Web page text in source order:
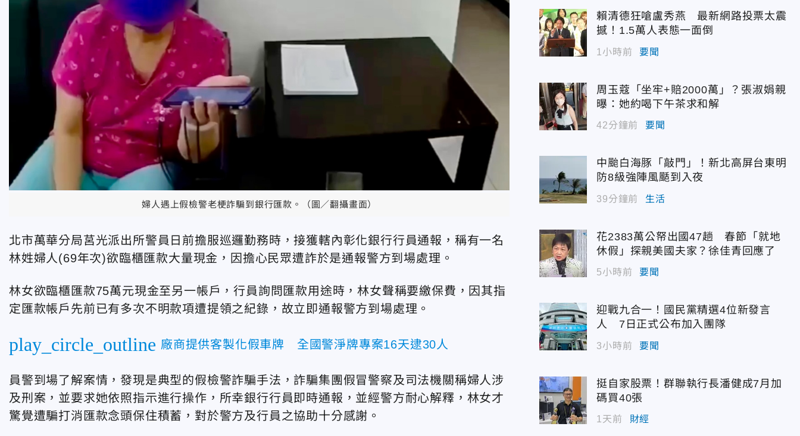
婦人遇上假檢警老梗詐騙到銀行匯款。（圖／翻攝畫面）
北市萬華分局莒光派出所警員日前擔服巡邏勤務時，接獲轄內彰化銀行行員通報，稱有一名
林姓婦人(69年次)欲臨櫃匯款大量現金，因擔心民眾遭詐於是通報警方到場處理。
林女欲臨櫃匯款75萬元現金至另一帳戶，行員詢問匯款用途時，林女聲稱要繳保費，因其指
定匯款帳戶先前已有多次不明款項遭提領之紀錄，故立即通報警方到場處理。
play_circle_outline 廠商提供客製化假車牌 全國警淨牌專案16天逮30人
員警到場了解案情，發現是典型的假檢警詐騙手法，詐騙集團假冒警察及司法機關稱婦人涉
及刑案，並要求她依照指示進行操作，所幸銀行行員即時通報，並經警方耐心解釋，林女才
驚覺遭騙打消匯款念頭保住積蓄，對於警方及行員之協助十分感謝。
賴清德狂嗆盧秀燕 最新網路投票太震
撼！1.5萬人表態一面倒
1小時前 要聞
周玉蔻「坐牢+賠2000萬」？張淑娟親
曝：她約喝下午茶求和解
42分鐘前 要聞
中颱白海豚「敲門」！新北高屏台東明
防8級強陣風颳到入夜
39分鐘前 生活
花2383萬公帑出國47趟 春節「就地
休假」探親美國夫家？徐佳青回應了
5小時前 要聞
迎戰九合一！國民黨精選4位新發言
人 7日正式公布加入團隊
3小時前 要聞
挺自家股票！群聯執行長潘健成7月加
碼買40張
1天前 財經